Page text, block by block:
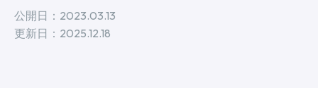
公開日：2023.03.13
更新日：2025.12.18